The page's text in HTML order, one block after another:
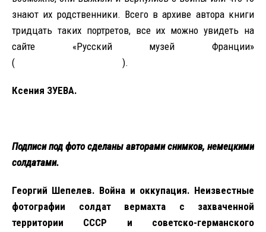
знают их родственники. Всего в архиве автора книги
тридцать таких портретов, все их можно увидеть на
сайте «Русский музей Франции»
(
).
Ксения ЗУЕВА.
Подписи под фото сделаны авторами снимков, немецкими
солдатами.
Георгий Шепелев. Война и оккупация. Неизвестные
фотографии солдат вермахта с захваченной
территории СССР и советско-германского